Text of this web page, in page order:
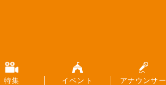
特集 イベント アナウンサー